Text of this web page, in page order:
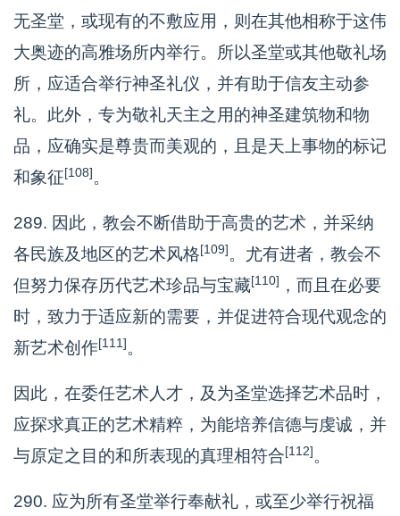
无圣堂，或现有的不敷应用，则在其他相称于这伟
大奥迹的高雅场所内举行。所以圣堂或其他敬礼场
所，应适合举行神圣礼仪，并有助于信友主动参
礼。此外，专为敬礼天主之用的神圣建筑物和物
品，应确实是尊贵而美观的，且是天上事物的标记
和象征[108]。
289. 因此，教会不断借助于高贵的艺术，并采纳
各民族及地区的艺术风格[109]。尤有进者，教会不
但努力保存历代艺术珍品与宝藏[110] ，而且在必要
时，致力于适应新的需要，并促进符合现代观念的
新艺术创作[111]。
因此，在委任艺术人才，及为圣堂选择艺术品时，
应探求真正的艺术精粹，为能培养信德与虔诚，并
与原定之目的和所表现的真理相符合[112]。
290. 应为所有圣堂举行奉献礼，或至少举行祝福